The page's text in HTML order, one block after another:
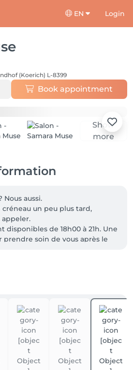
EN Login
(Koerich) L-8399
Book appointment
Show
more
Nous aussi.
créneau un peu plus tard,
appeler.
disponibles de 18h00 à 21h. Une
prendre soin de vous après le